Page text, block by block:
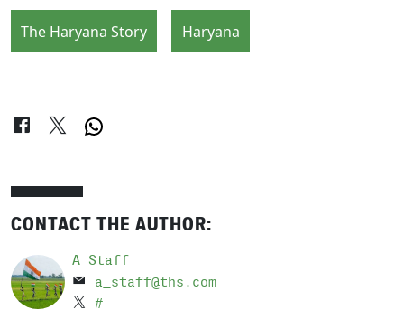
The Haryana Story Haryana
CONTACT THE AUTHOR:
A Staff
a_staff@ths.com
#